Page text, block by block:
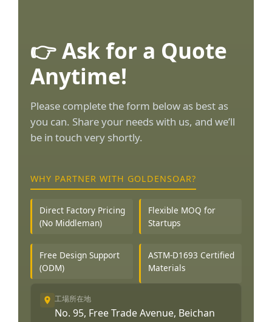
👉 Ask for a Quote
Anytime!
Please complete the form below as best as
you can. Share your needs with us, and we’ll
be in touch very shortly.
WHY PARTNER WITH GOLDENSOAR?
Direct Factory Pricing
(No Middleman)
Flexible MOQ for
Startups
Free Design Support
(ODM)
ASTM-D1693 Certified
Materials
工場所在地
No. 95, Free Trade Avenue, Beichan